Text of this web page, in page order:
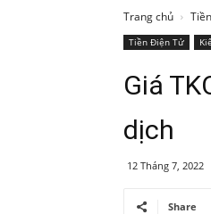
Trang chủ
Tiền Điện Tử
Giá
dịch
12 Tháng 7, 2022
Share